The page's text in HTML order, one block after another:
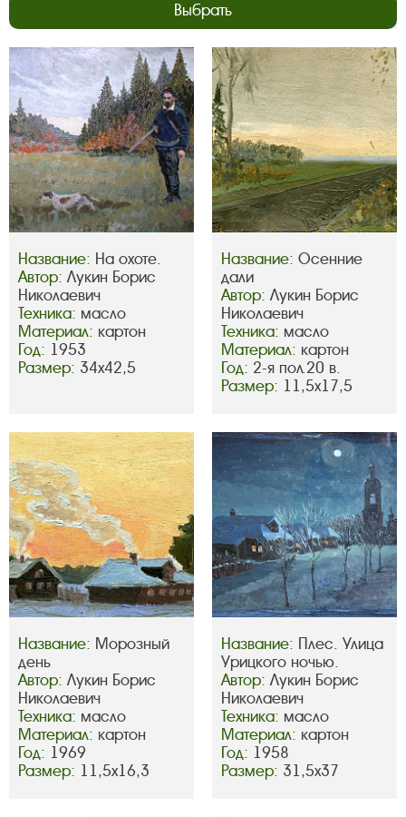
Выбрать
Название: На охоте.
Автор: Лукин Борис
Николаевич
Техника: масло
Материал: картон
Год: 1953
Размер: 34х42,5
Название: Осенние
дали
Автор: Лукин Борис
Николаевич
Техника: масло
Материал: картон
Год: 2-я пол.20 в.
Размер: 11,5х17,5
Название: Морозный
день
Автор: Лукин Борис
Николаевич
Техника: масло
Материал: картон
Год: 1969
Размер: 11,5х16,3
Название: Плес. Улица
Урицкого ночью.
Автор: Лукин Борис
Николаевич
Техника: масло
Материал: картон
Год: 1958
Размер: 31,5х37